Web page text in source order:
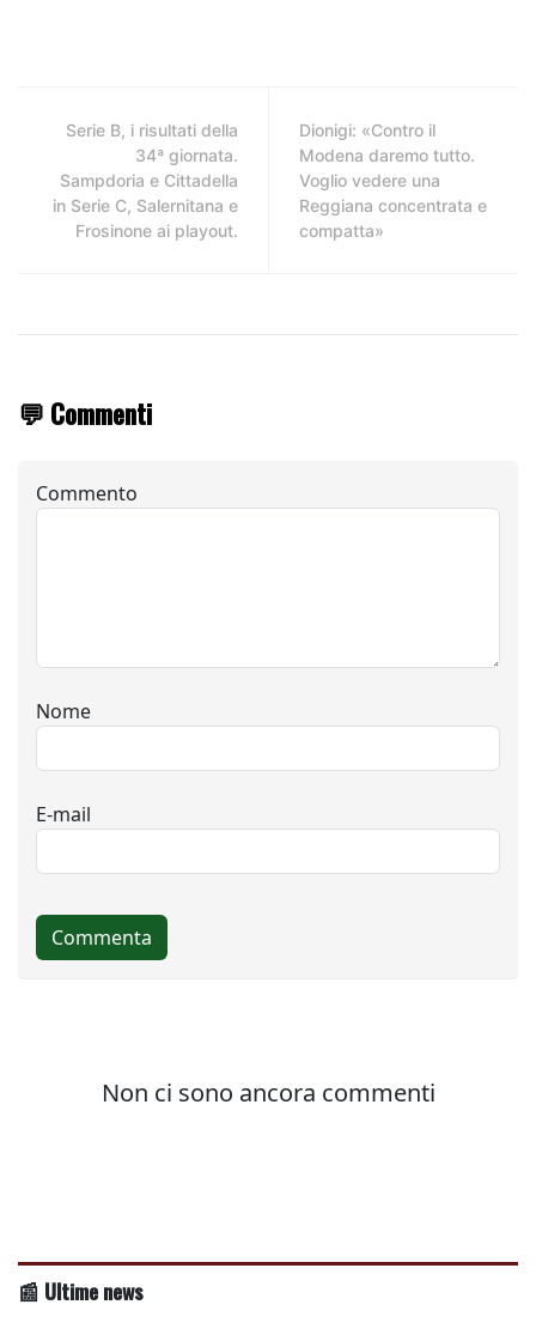
Serie B, i risultati della
34ª giornata.
Sampdoria e Cittadella
in Serie C, Salernitana e
Frosinone ai playout.
Dionigi: «Contro il
Modena daremo tutto.
Voglio vedere una
Reggiana concentrata e
compatta»
💬 Commenti
📰 Ultime news